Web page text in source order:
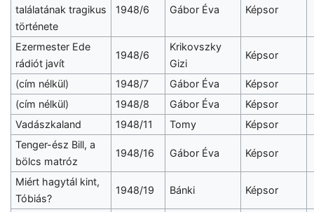
találatának tragikus
története
1948/6 Gábor Éva Képsor
Ezermester Ede
rádiót javít
1948/6
Krikovszky
Gizi
Képsor
(cím nélkül) 1948/7 Gábor Éva
Képsor
(cím nélkül)
1948/8 Gábor Éva
Képsor
Vadászkaland
1948/11 Tomy
Képsor
Tenger-ész Bill, a
bölcs matróz
1948/16 Gábor Éva Képsor
Miért hagytál kint,
Tóbiás?
1948/19 Bánki Képsor